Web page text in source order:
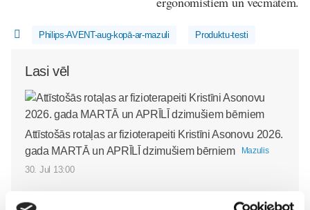
Philips-AVENT-aug-kopā-ar-mazuli Produktu-testi
Lasi vēl
Attīstošās rotaļas ar fizioterapeiti Kristīni Asonovu 2026.
gada MARTĀ un APRĪLĪ dzimušiem bērniem
Mazulis
30. Jul 13:00